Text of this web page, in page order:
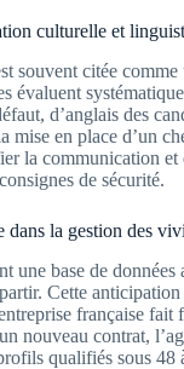
culturelle et
souvent citée comme
évaluent
d’anglais des
mise en place d’un
la communication et
de sécurité.
dans la gestion des
une base de données
Cette anticipation
française fait
nouveau contrat,
qualifiés sous 48